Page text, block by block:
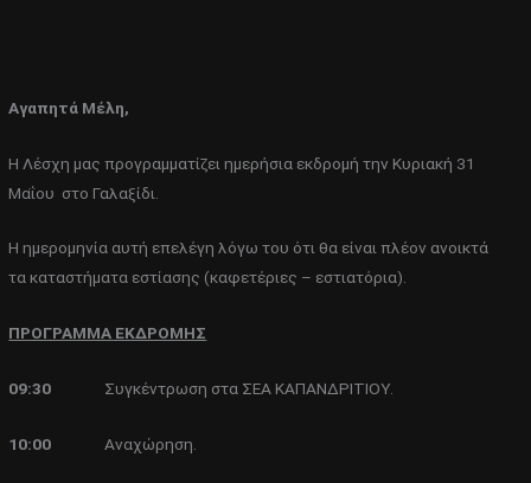
Αγαπητά Μέλη,
Η Λέσχη μας προγραμματίζει ημερήσια εκδρομή την Κυριακή 31
Μαΐου στο Γαλαξίδι.
Η ημερομηνία αυτή επελέγη λόγω του ότι θα είναι πλέον ανοικτά
τα καταστήματα εστίασης (καφετέριες – εστιατόρια).
ΠΡΟΓΡΑΜΜΑ ΕΚΔΡΟΜΗΣ
09:30 Συγκέντρωση στα ΣΕΑ ΚΑΠΑΝΔΡΙΤΙΟΥ.
10:00 Αναχώρηση.